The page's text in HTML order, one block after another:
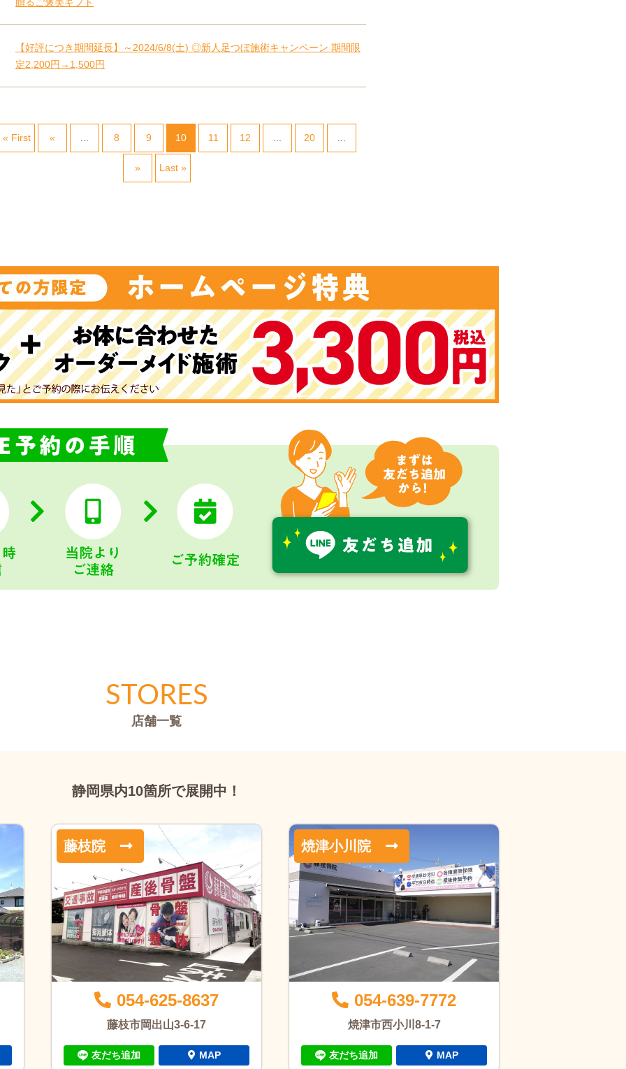
【好評につき期間延長】～2024/6/8(土) ◎新人足つぼ施術キャンペーン 期間限
定2,200円→1,500円
« First « 8 9 10 11 12 20
» Last »
STORES
店舗一覧
静岡県内10箇所で展開中！
藤枝院
054-625-8637
藤枝市岡出山3-6-17
友だち追加 MAP
焼津小川院
054-639-7772
焼津市西小川8-1-7
友だち追加 MAP